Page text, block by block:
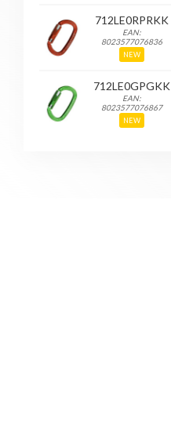
712LE0RPRKK
EAN:
8023577076836
NEW
712LE0GPGKK
EAN:
8023577076867
NEW